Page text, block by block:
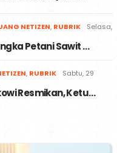
NETIZEN, RUBRIK
Selasa,
Petani Sawit …
, RUBRIK
Sabtu, 29
Resmikan, Ketu…